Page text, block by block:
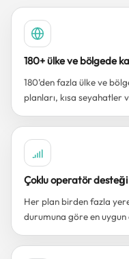
180+ ülke ve bölgede
180’den fazla ülke ve
planları, kısa
Çoklu operatör desteği
Her plan birden fazla
durumuna göre en